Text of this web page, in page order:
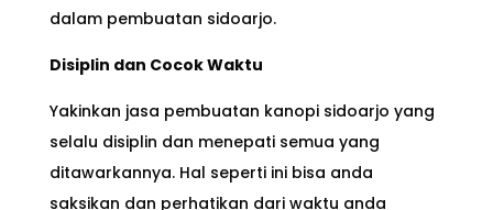
dalam pembuatan sidoarjo.
Disiplin dan Cocok Waktu
Yakinkan jasa pembuatan kanopi sidoarjo yang
selalu disiplin dan menepati semua yang
ditawarkannya. Hal seperti ini bisa anda
saksikan dan perhatikan dari waktu anda